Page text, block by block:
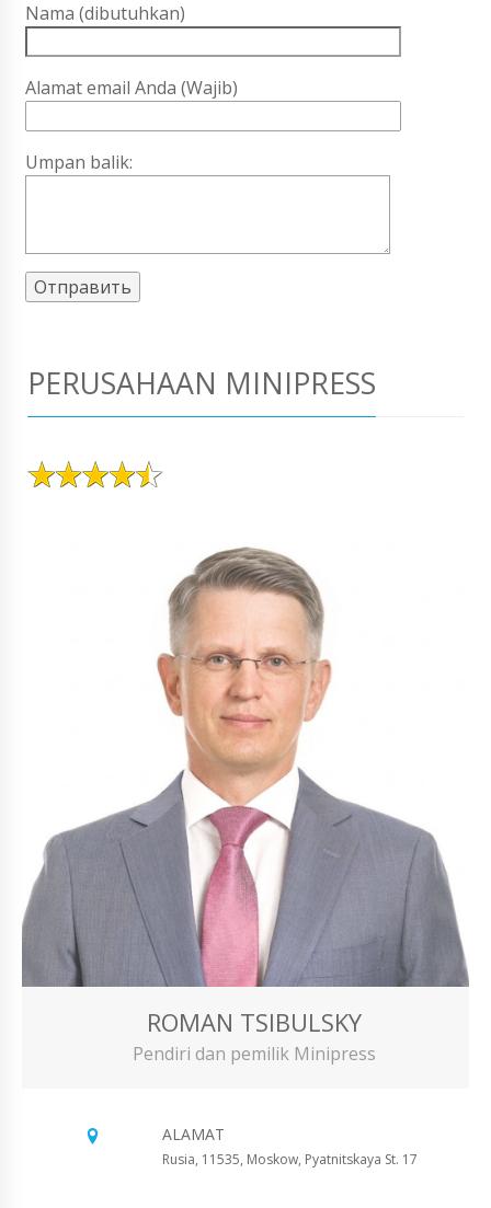
Nama (dibutuhkan)
Alamat email Anda (Wajib)
Umpan balik:
PERUSAHAAN MINIPRESS
ROMAN TSIBULSKY
Pendiri dan pemilik Minipress
ALAMAT
Rusia, 11535, Moskow, Pyatnitskaya St. 17